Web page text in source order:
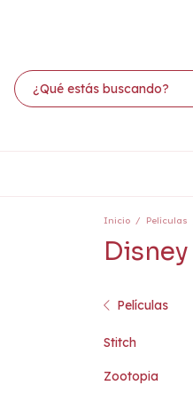
Inicio / Películas
Disney
Películas
Stitch
Zootopia